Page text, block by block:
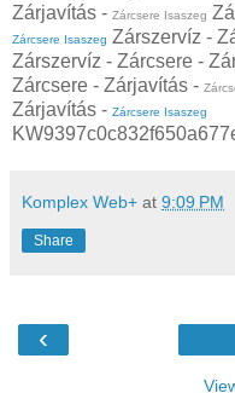
Zárjavítás - Zárcsere Isaszeg
Zárcsere Isaszeg Zárszervíz -
Zárszervíz - Zárcsere -
Zárcsere - Zárjavítás -
Zárjavítás - Zárcsere Isaszeg
Komplex Web+ at 9:09 PM
Share
‹